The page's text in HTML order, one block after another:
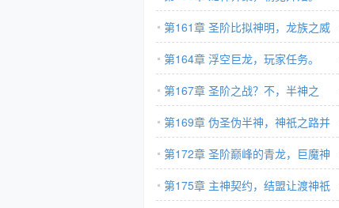
第161章 圣阶比拟神明，龙族之威
第164章 浮空巨龙，玩家任务。
第167章 圣阶之战？不，半神之
战！
第169章 伪圣伪半神，神祇之路并
不简单
第172章 圣阶巅峰的青龙，巨魔神
祇神降
第175章 主神契约，结盟让渡神祇